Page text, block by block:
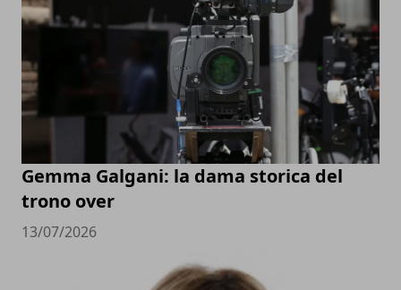
Gemma Galgani: la dama storica del
trono over
13/07/2026